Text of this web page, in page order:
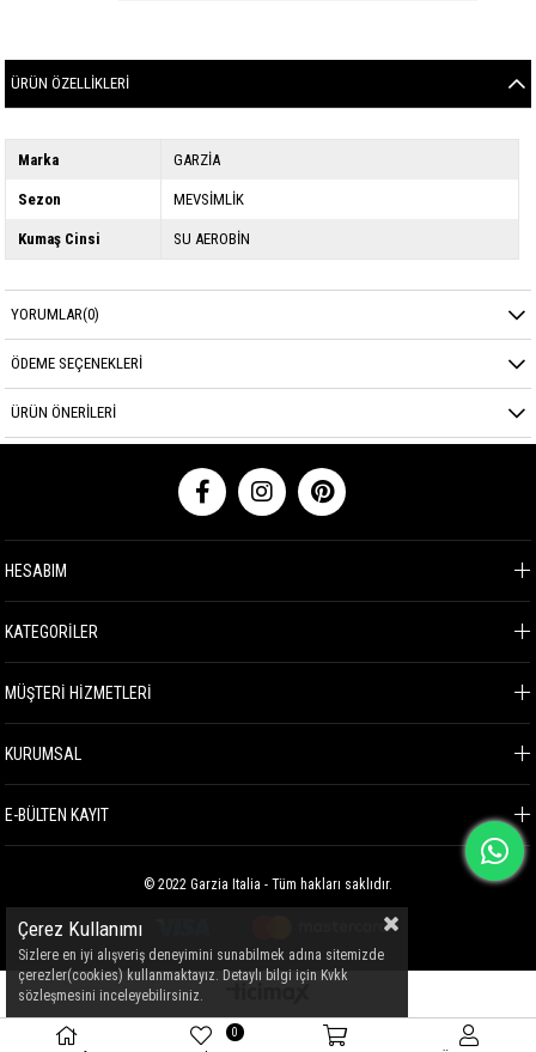
ÜRÜN ÖZELLIKLERI
Marka GARZİA
Sezon MEVSİMLİK
Kumaş Cinsi SU AEROBİN
YORUMLAR(0)
ÖDEME SEÇENEKLERI
ÜRÜN ÖNERILERI
HESABIM
KATEGORİLER
MÜŞTERİ HİZMETLERİ
KURUMSAL
E-BÜLTEN KAYIT
© 2022 Garzia Italia - Tüm hakları saklıdır.
Çerez Kullanımı
Sizlere en iyi alışveriş deneyimini sunabilmek adına sitemizde
çerezler(cookies) kullanmaktayız. Detaylı bilgi için Kvkk
sözleşmesini inceleyebilirsiniz.
0